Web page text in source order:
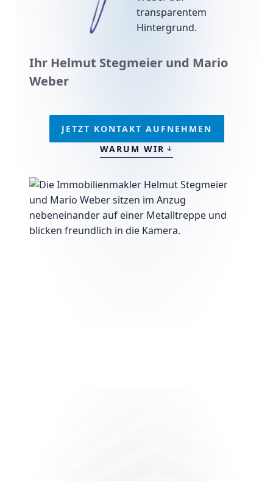
Ihr Helmut Stegmeier und Mario
Weber
JETZT KONTAKT AUFNEHMEN
WARUM WIR